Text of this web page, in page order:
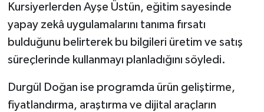
Kursiyerlerden Ayşe Üstün, eğitim sayesinde
yapay zekâ uygulamalarını tanıma fırsatı
bulduğunu belirterek bu bilgileri üretim ve satış
süreçlerinde kullanmayı planladığını söyledi.
Durgül Doğan ise programda ürün geliştirme,
fiyatlandırma, araştırma ve dijital araçların